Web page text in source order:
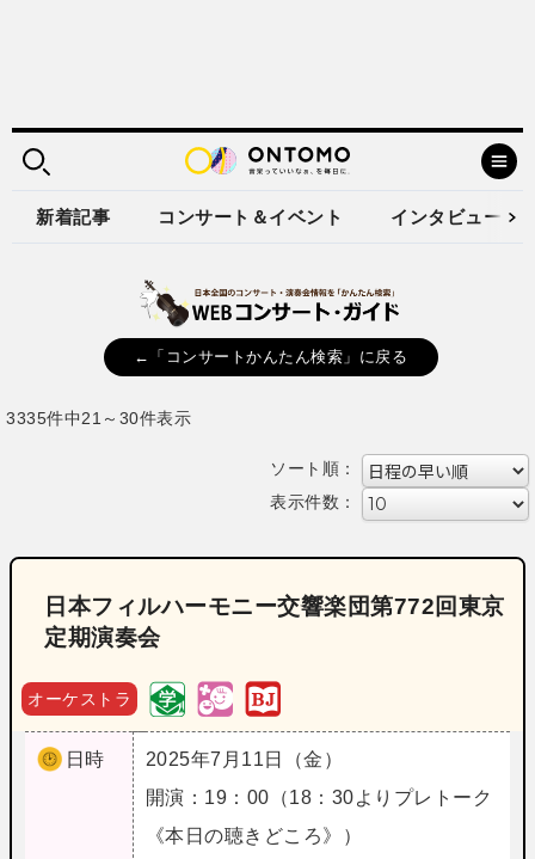
新着記事 コンサート＆イベント インタビュー
←「コンサートかんたん検索」に戻る
3335件中21～30件表示
ソート順：
表示件数：
日本フィルハーモニー交響楽団第772回東京
定期演奏会
オーケストラ
日時
2025年7月11日（金）
開演：19：00（18：30よりプレトーク
《本日の聴きどころ》）